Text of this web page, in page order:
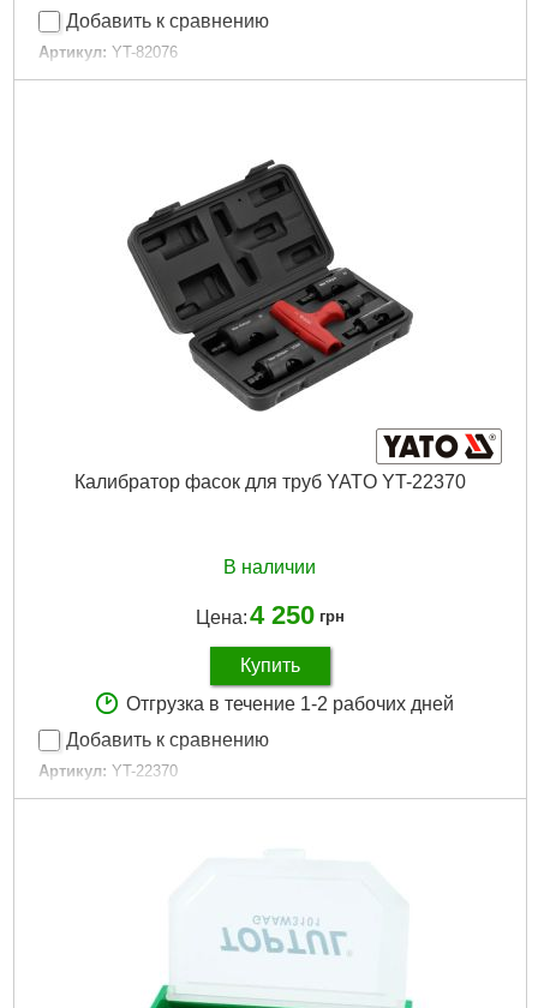
Добавить к сравнению
Артикул: YT-82076
Код товара: 30.97.87
Калибратор фасок для труб YATO YT-22370
В наличии
Цена:4 250 грн
Купить
Отгрузка в течение 1-2 рабочих дней
Добавить к сравнению
Артикул: YT-22370
Код товара: 31.06.83